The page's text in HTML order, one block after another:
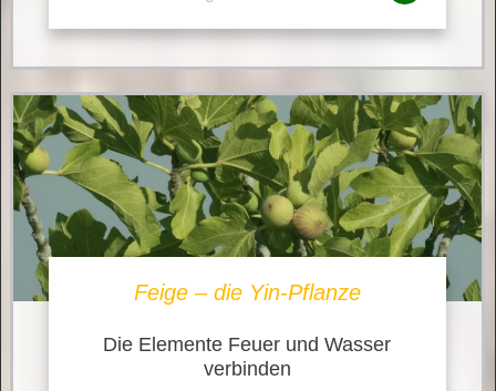
Feige – die Yin-Pflanze
Die Elemente Feuer und Wasser
verbinden